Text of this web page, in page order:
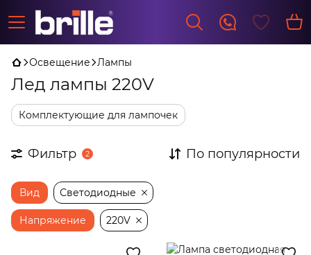
Освещение Лампы
Лед лампы 220V
Комплектующие для лампочек
Фильтр 2 По популярности
Вид Светодиодные
Напряжение 220V